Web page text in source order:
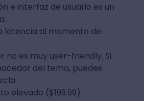
e interfaz de usuario es un
latencia al momento de
no es muy user-friendly. Si
del tema, puedes
elevado ($199.99)